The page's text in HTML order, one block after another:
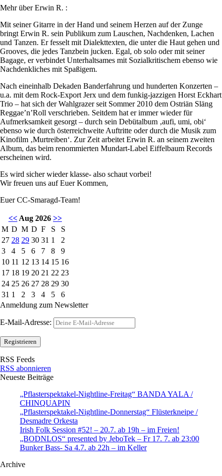
Mehr über Erwin R. :
Mit seiner Gitarre in der Hand und seinem Herzen auf der Zunge
bringt Erwin R. sein Publikum zum Lauschen, Nachdenken, Lachen
und Tanzen. Er fesselt mit Dialekttexten, die unter die Haut gehen und
Grooves, die jedes Tanzbein jucken. Egal, ob solo oder mit seiner
Bagage, er verbindet Unterhaltsames mit Sozialkritischem ebenso wie
Nachdenkliches mit Spaßigem.
Nach eineinhalb Dekaden Banderfahrung und hunderten Konzerten –
u.a. mit dem Rock-Export Jerx und dem funkig-jazzigen Horst Eckhart
Trio – hat sich der Wahlgrazer seit Sommer 2010 dem Ostriän Släng
Reggae’n’Roll verschrieben. Seitdem hat er immer wieder für
Aufmerksamkeit gesorgt – durch sein Debütalbum ‚aufi, umi, obi‘
ebenso wie durch österreichweite Auftritte oder durch die Musik zum
Kinofilm ‚Murtreiben‘. Zur Zeit arbeitet Erwin R. an seinem zweiten
Album, das beim renommierten Mundart-Label Eiffelbaum Records
erscheinen wird.
Es wird sicher wieder klasse- also schaut vorbei!
Wir freuen uns auf Euer Kommen,
Euer CC-Smaragd-Team!
<< Aug 2026 >>
M D M D F S
S
27 28 29 30 31 1
2
3
4 5 6 7 8
9
10 11 12 13 14 15 16
17 18 19 20 21 22 23
24 25 26 27 28 29 30
31 1 2 3 4 5
6
Anmeldung zum Newsletter
E-Mail-Adresse:
RSS Feeds
RSS abonnieren
Neueste Beiträge
„Pflasterspektakel-Nightline-Freitag“ BANDA YALA /
CHINQUAPIN
„Pflasterspektakel-Nightline-Donnerstag“ Flüsterkneipe /
Desmadre Orkesta
Irish Folk Session #52! – 20.7. ab 19h – im Freien!
„BODNLOS“ presented by JeboTek – Fr 17. 7. ab 23:00
Bunker Bass- Sa 4.7. ab 22h – im Keller
Archive